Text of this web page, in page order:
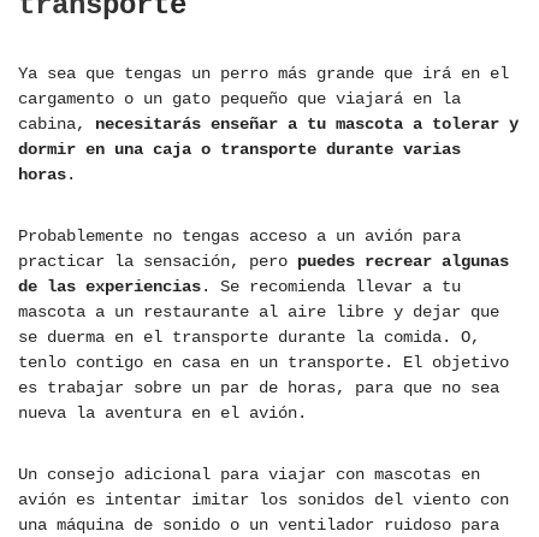
Ya sea que tengas un perro más grande que irá en el
cargamento o un gato pequeño que viajará en la
cabina, necesitarás enseñar a tu mascota a tolerar y
dormir en una caja o transporte durante varias
horas.
Probablemente no tengas acceso a un avión para
practicar la sensación, pero puedes recrear algunas
de las experiencias. Se recomienda llevar a tu
mascota a un restaurante al aire libre y dejar que
se duerma en el transporte durante la comida. O,
tenlo contigo en casa en un transporte. El objetivo
es trabajar sobre un par de horas, para que no sea
nueva la aventura en el avión.
Un consejo adicional para viajar con mascotas en
avión es intentar imitar los sonidos del viento con
una máquina de sonido o un ventilador ruidoso para